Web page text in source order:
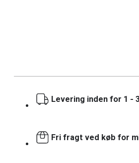
Levering inden for 1 -
Fri fragt ved køb for